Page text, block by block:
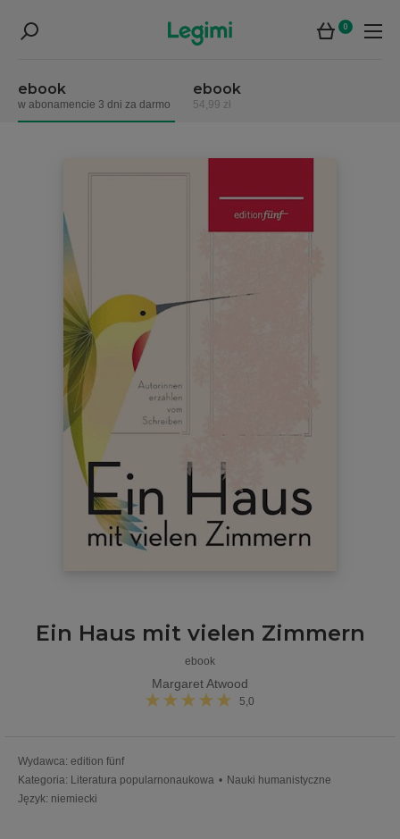
0
ebook
w abonamencie 3 dni za darmo
ebook
54,99 zł
Ein Haus mit vielen Zimmern
ebook
Margaret Atwood
5,0
Wydawca: edition fünf
Kategoria: Literatura popularnonaukowa • Nauki humanistyczne
Język: niemiecki